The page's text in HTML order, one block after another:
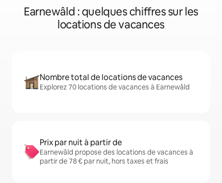
Earnewâld : quelques chiffres sur les
locations de vacances
Nombre total de locations de vacances
Explorez 70 locations de vacances à Earnewâld
Prix par nuit à partir de
Earnewâld propose des locations de vacances à
partir de 78 € par nuit, hors taxes et frais